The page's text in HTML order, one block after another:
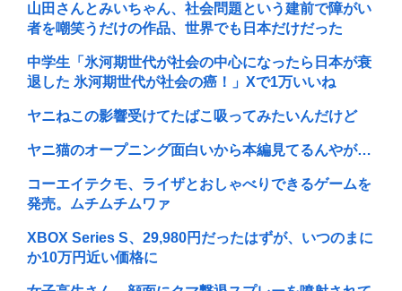
山田さんとみいちゃん、社会問題という建前で障がい
者を嘲笑うだけの作品、世界でも日本だけだった
中学生「氷河期世代が社会の中心になったら日本が衰
退した 氷河期世代が社会の癌！」Xで1万いいね
ヤニねこの影響受けてたばこ吸ってみたいんだけど
ヤニ猫のオープニング面白いから本編見てるんやが…
コーエイテクモ、ライザとおしゃべりできるゲームを
発売。ムチムチムワァ
XBOX Series S、29,980円だったはずが、いつのまに
か10万円近い価格に